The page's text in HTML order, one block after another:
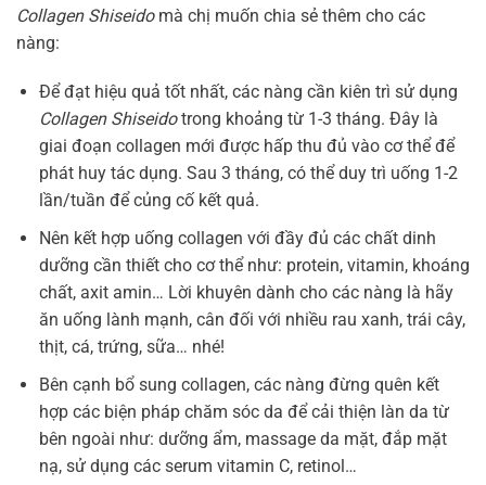
Collagen Shiseidomà chị muốn chia sẻ thêm cho các
nàng:
Để đạt hiệu quả tốt nhất, các nàng cần kiên trì sử dụng
Collagen Shiseidotrong khoảng từ 1-3 tháng. Đây là
giai đoạn collagen mới được hấp thu đủ vào cơ thể để
phát huy tác dụng. Sau 3 tháng, có thể duy trì uống 1-2
lần/tuần để củng cố kết quả.
Nên kết hợp uống collagen với đầy đủ các chất dinh
dưỡng cần thiết cho cơ thể như: protein, vitamin, khoáng
chất, axit amin… Lời khuyên dành cho các nàng là hãy
ăn uống lành mạnh, cân đối với nhiều rau xanh, trái cây,
thịt, cá, trứng, sữa… nhé!
Bên cạnh bổ sung collagen, các nàng đừng quên kết
hợp các biện pháp chăm sóc da để cải thiện làn da từ
bên ngoài như: dưỡng ẩm, massage da mặt, đắp mặt
nạ, sử dụng các serum vitamin C, retinol…